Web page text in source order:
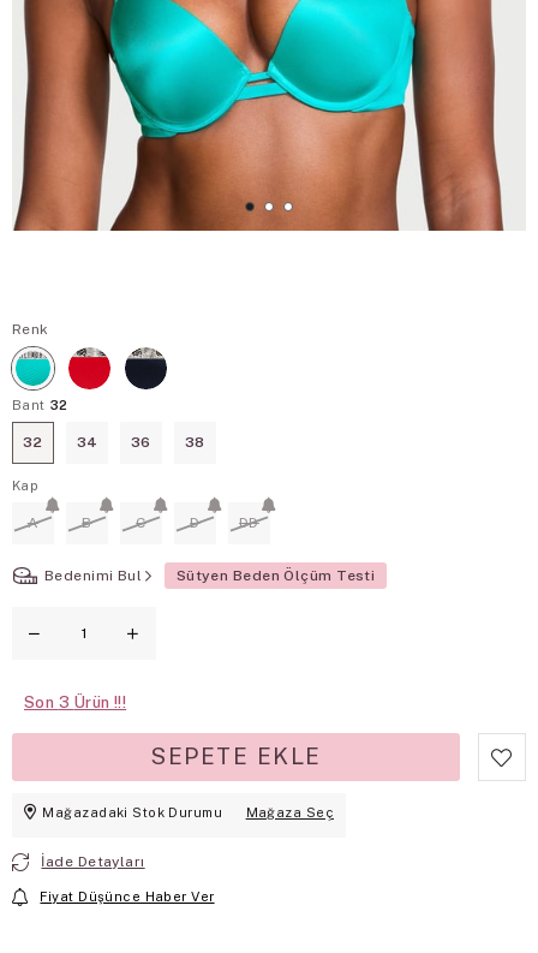
Renk
Bant 32
32 34 36 38
Kap
A B C D DD
Bedenimi Bul Sütyen Beden Ölçüm Testi
Son 3
Mağazadaki Stok Durumu Mağaza Seç
İade Detayları
Fiyat Düşünce Haber Ver